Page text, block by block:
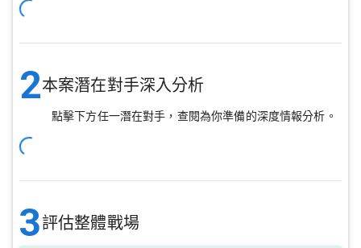
2本案潛在對手深入分析
點擊下方任一潛在對手，查閱為你準備的深度情報分析。
3評估整體戰場